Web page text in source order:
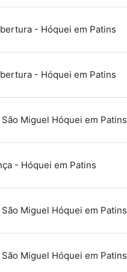
- Hóquei em Patins
- Hóquei em Patins
Miguel Hóquei em Patins
- Hóquei em Patins
Miguel Hóquei em Patins
Miguel Hóquei em Patins